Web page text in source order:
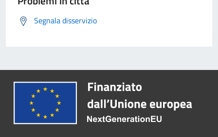
Segnala disservizio